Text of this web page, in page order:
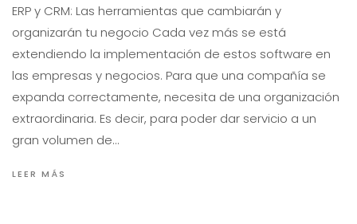
ERP y CRM: Las herramientas que cambiarán y
organizarán tu negocio Cada vez más se está
extendiendo la implementación de estos software en
las empresas y negocios. Para que una compañía se
expanda correctamente, necesita de una organización
extraordinaria. Es decir, para poder dar servicio a un
gran volumen de…
LEER MÁS